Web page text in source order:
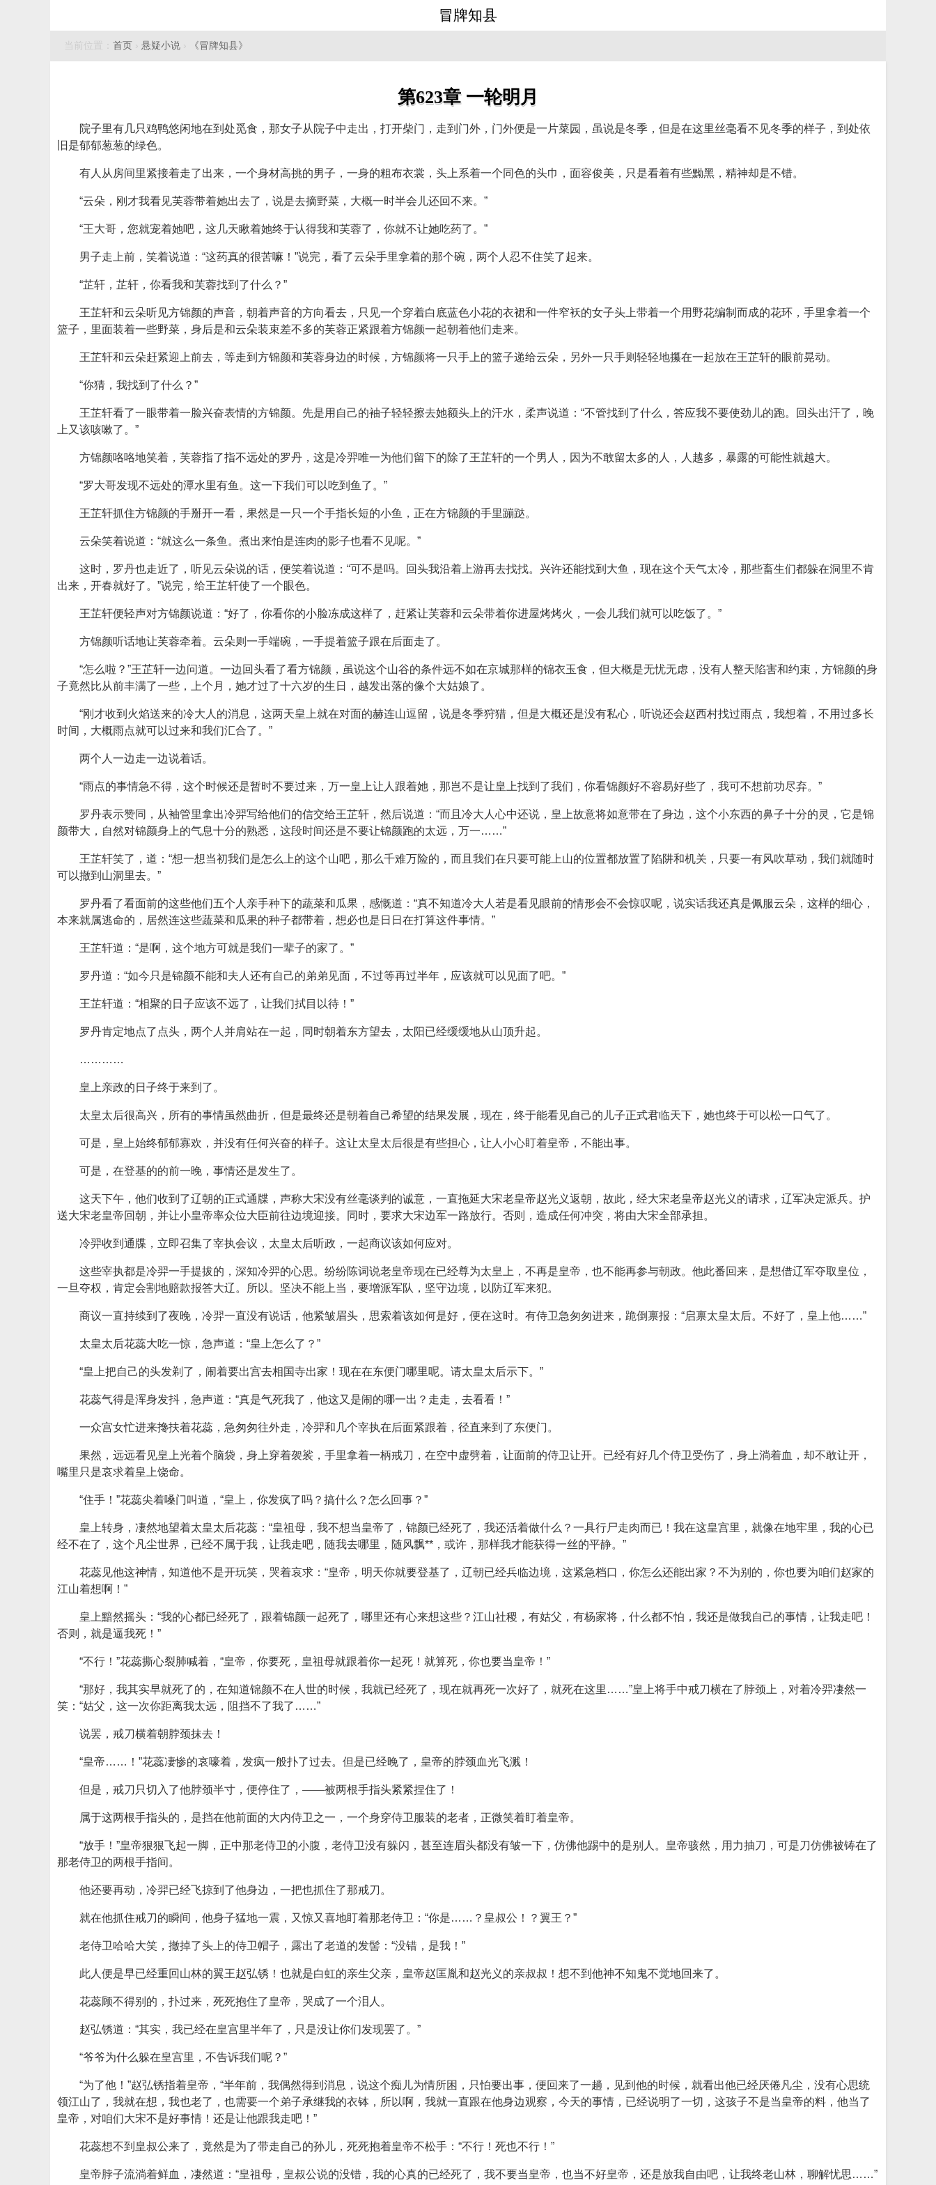
冒牌知县
当前位置： 首页 › 悬疑小说 › 《冒牌知县》
第623章 一轮明月
院子里有几只鸡鸭悠闲地在到处觅食，那女子从院子中走出，打开柴门，走到门外，门外便是一片菜园，虽说是冬季，但是在这里丝毫看不见冬季的样子，到处依
旧是郁郁葱葱的绿色。
有人从房间里紧接着走了出来，一个身材高挑的男子，一身的粗布衣裳，头上系着一个同色的头巾，面容俊美，只是看着有些黝黑，精神却是不错。
“云朵，刚才我看见芙蓉带着她出去了，说是去摘野菜，大概一时半会儿还回不来。”
“王大哥，您就宠着她吧，这几天瞅着她终于认得我和芙蓉了，你就不让她吃药了。”
男子走上前，笑着说道：“这药真的很苦嘛！”说完，看了云朵手里拿着的那个碗，两个人忍不住笑了起来。
“芷轩，芷轩，你看我和芙蓉找到了什么？”
王芷轩和云朵听见方锦颜的声音，朝着声音的方向看去，只见一个穿着白底蓝色小花的衣裙和一件窄袄的女子头上带着一个用野花编制而成的花环，手里拿着一个
篮子，里面装着一些野菜，身后是和云朵装束差不多的芙蓉正紧跟着方锦颜一起朝着他们走来。
王芷轩和云朵赶紧迎上前去，等走到方锦颜和芙蓉身边的时候，方锦颜将一只手上的篮子递给云朵，另外一只手则轻轻地攥在一起放在王芷轩的眼前晃动。
“你猜，我找到了什么？”
王芷轩看了一眼带着一脸兴奋表情的方锦颜。先是用自己的袖子轻轻擦去她额头上的汗水，柔声说道：“不管找到了什么，答应我不要使劲儿的跑。回头出汗了，晚
上又该咳嗽了。”
方锦颜咯咯地笑着，芙蓉指了指不远处的罗丹，这是冷羿唯一为他们留下的除了王芷轩的一个男人，因为不敢留太多的人，人越多，暴露的可能性就越大。
“罗大哥发现不远处的潭水里有鱼。这一下我们可以吃到鱼了。”
王芷轩抓住方锦颜的手掰开一看，果然是一只一个手指长短的小鱼，正在方锦颜的手里蹦跶。
云朵笑着说道：“就这么一条鱼。煮出来怕是连肉的影子也看不见呢。”
这时，罗丹也走近了，听见云朵说的话，便笑着说道：“可不是吗。回头我沿着上游再去找找。兴许还能找到大鱼，现在这个天气太冷，那些畜生们都躲在洞里不肯
出来，开春就好了。”说完，给王芷轩使了一个眼色。
王芷轩便轻声对方锦颜说道：“好了，你看你的小脸冻成这样了，赶紧让芙蓉和云朵带着你进屋烤烤火，一会儿我们就可以吃饭了。”
方锦颜听话地让芙蓉牵着。云朵则一手端碗，一手提着篮子跟在后面走了。
“怎么啦？”王芷轩一边问道。一边回头看了看方锦颜，虽说这个山谷的条件远不如在京城那样的锦衣玉食，但大概是无忧无虑，没有人整天陷害和约束，方锦颜的身
子竟然比从前丰满了一些，上个月，她才过了十六岁的生日，越发出落的像个大姑娘了。
“刚才收到火焰送来的冷大人的消息，这两天皇上就在对面的赫连山逗留，说是冬季狩猎，但是大概还是没有私心，听说还会赵西村找过雨点，我想着，不用过多长
时间，大概雨点就可以过来和我们汇合了。”
两个人一边走一边说着话。
“雨点的事情急不得，这个时候还是暂时不要过来，万一皇上让人跟着她，那岂不是让皇上找到了我们，你看锦颜好不容易好些了，我可不想前功尽弃。”
罗丹表示赞同，从袖管里拿出冷羿写给他们的信交给王芷轩，然后说道：“而且冷大人心中还说，皇上故意将如意带在了身边，这个小东西的鼻子十分的灵，它是锦
颜带大，自然对锦颜身上的气息十分的熟悉，这段时间还是不要让锦颜跑的太远，万一……”
王芷轩笑了，道：“想一想当初我们是怎么上的这个山吧，那么千难万险的，而且我们在只要可能上山的位置都放置了陷阱和机关，只要一有风吹草动，我们就随时
可以撤到山洞里去。”
罗丹看了看面前的这些他们五个人亲手种下的蔬菜和瓜果，感慨道：“真不知道冷大人若是看见眼前的情形会不会惊叹呢，说实话我还真是佩服云朵，这样的细心，
本来就属逃命的，居然连这些蔬菜和瓜果的种子都带着，想必也是日日在打算这件事情。”
王芷轩道：“是啊，这个地方可就是我们一辈子的家了。”
罗丹道：“如今只是锦颜不能和夫人还有自己的弟弟见面，不过等再过半年，应该就可以见面了吧。”
王芷轩道：“相聚的日子应该不远了，让我们拭目以待！”
罗丹肯定地点了点头，两个人并肩站在一起，同时朝着东方望去，太阳已经缓缓地从山顶升起。
…………
皇上亲政的日子终于来到了。
太皇太后很高兴，所有的事情虽然曲折，但是最终还是朝着自己希望的结果发展，现在，终于能看见自己的儿子正式君临天下，她也终于可以松一口气了。
可是，皇上始终郁郁寡欢，并没有任何兴奋的样子。这让太皇太后很是有些担心，让人小心盯着皇帝，不能出事。
可是，在登基的的前一晚，事情还是发生了。
这天下午，他们收到了辽朝的正式通牒，声称大宋没有丝毫谈判的诚意，一直拖延大宋老皇帝赵光义返朝，故此，经大宋老皇帝赵光义的请求，辽军决定派兵。护
送大宋老皇帝回朝，并让小皇帝率众位大臣前往边境迎接。同时，要求大宋边军一路放行。否则，造成任何冲突，将由大宋全部承担。
冷羿收到通牒，立即召集了宰执会议，太皇太后听政，一起商议该如何应对。
这些宰执都是冷羿一手提拔的，深知冷羿的心思。纷纷陈词说老皇帝现在已经尊为太皇上，不再是皇帝，也不能再参与朝政。他此番回来，是想借辽军夺取皇位，
一旦夺权，肯定会割地赔款报答大辽。所以。坚决不能上当，要增派军队，坚守边境，以防辽军来犯。
商议一直持续到了夜晚，冷羿一直没有说话，他紧皱眉头，思索着该如何是好，便在这时。有侍卫急匆匆进来，跪倒禀报：“启禀太皇太后。不好了，皇上他……”
太皇太后花蕊大吃一惊，急声道：“皇上怎么了？”
“皇上把自己的头发剃了，闹着要出宫去相国寺出家！现在在东便门哪里呢。请太皇太后示下。”
花蕊气得是浑身发抖，急声道：“真是气死我了，他这又是闹的哪一出？走走，去看看！”
一众宫女忙进来搀扶着花蕊，急匆匆往外走，冷羿和几个宰执在后面紧跟着，径直来到了东便门。
果然，远远看见皇上光着个脑袋，身上穿着袈裟，手里拿着一柄戒刀，在空中虚劈着，让面前的侍卫让开。已经有好几个侍卫受伤了，身上淌着血，却不敢让开，
嘴里只是哀求着皇上饶命。
“住手！”花蕊尖着嗓门叫道，“皇上，你发疯了吗？搞什么？怎么回事？”
皇上转身，凄然地望着太皇太后花蕊：“皇祖母，我不想当皇帝了，锦颜已经死了，我还活着做什么？一具行尸走肉而已！我在这皇宫里，就像在地牢里，我的心已
经不在了，这个凡尘世界，已经不属于我，让我走吧，随我去哪里，随风飘**，或许，那样我才能获得一丝的平静。”
花蕊见他这神情，知道他不是开玩笑，哭着哀求：“皇帝，明天你就要登基了，辽朝已经兵临边境，这紧急档口，你怎么还能出家？不为别的，你也要为咱们赵家的
江山着想啊！”
皇上黯然摇头：“我的心都已经死了，跟着锦颜一起死了，哪里还有心来想这些？江山社稷，有姑父，有杨家将，什么都不怕，我还是做我自己的事情，让我走吧！
否则，就是逼我死！”
“不行！”花蕊撕心裂肺喊着，“皇帝，你要死，皇祖母就跟着你一起死！就算死，你也要当皇帝！”
“那好，我其实早就死了的，在知道锦颜不在人世的时候，我就已经死了，现在就再死一次好了，就死在这里……”皇上将手中戒刀横在了脖颈上，对着冷羿凄然一
笑：“姑父，这一次你距离我太远，阻挡不了我了……”
说罢，戒刀横着朝脖颈抹去！
“皇帝……！”花蕊凄惨的哀嚎着，发疯一般扑了过去。但是已经晚了，皇帝的脖颈血光飞溅！
但是，戒刀只切入了他脖颈半寸，便停住了，——被两根手指头紧紧捏住了！
属于这两根手指头的，是挡在他前面的大内侍卫之一，一个身穿侍卫服装的老者，正微笑着盯着皇帝。
“放手！”皇帝狠狠飞起一脚，正中那老侍卫的小腹，老侍卫没有躲闪，甚至连眉头都没有皱一下，仿佛他踢中的是别人。皇帝骇然，用力抽刀，可是刀仿佛被铸在了
那老侍卫的两根手指间。
他还要再动，冷羿已经飞掠到了他身边，一把也抓住了那戒刀。
就在他抓住戒刀的瞬间，他身子猛地一震，又惊又喜地盯着那老侍卫：“你是……？皇叔公！？翼王？”
老侍卫哈哈大笑，撤掉了头上的侍卫帽子，露出了老道的发髻：“没错，是我！”
此人便是早已经重回山林的翼王赵弘锈！也就是白虹的亲生父亲，皇帝赵匡胤和赵光义的亲叔叔！想不到他神不知鬼不觉地回来了。
花蕊顾不得别的，扑过来，死死抱住了皇帝，哭成了一个泪人。
赵弘锈道：“其实，我已经在皇宫里半年了，只是没让你们发现罢了。”
“爷爷为什么躲在皇宫里，不告诉我们呢？”
“为了他！”赵弘锈指着皇帝，“半年前，我偶然得到消息，说这个痴儿为情所困，只怕要出事，便回来了一趟，见到他的时候，就看出他已经厌倦凡尘，没有心思统
领江山了，我就在想，我也老了，也需要一个弟子承继我的衣钵，所以啊，我就一直跟在他身边观察，今天的事情，已经说明了一切，这孩子不是当皇帝的料，他当了
皇帝，对咱们大宋不是好事情！还是让他跟我走吧！”
花蕊想不到皇叔公来了，竟然是为了带走自己的孙儿，死死抱着皇帝不松手：“不行！死也不行！”
皇帝脖子流淌着鲜血，凄然道：“皇祖母，皇叔公说的没错，我的心真的已经死了，我不要当皇帝，也当不好皇帝，还是放我自由吧，让我终老山林，聊解忧思……”